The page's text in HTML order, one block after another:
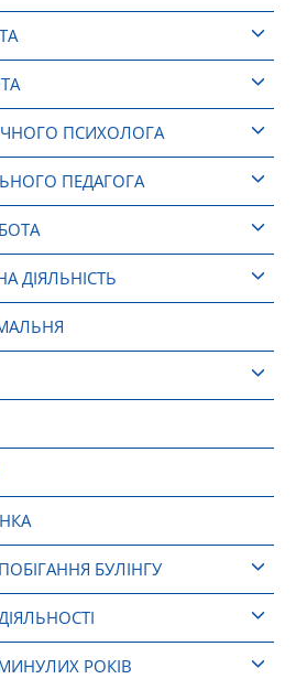
ПСИХОЛОГА
ПЕДАГОГА
ДІЯЛЬНІСТЬ
БУЛІНГУ
РОКІВ